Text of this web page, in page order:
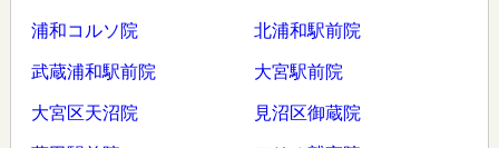
浦和コルソ院 北浦和駅前院
武蔵浦和駅前院 大宮駅前院
大宮区天沼院 見沼区御蔵院